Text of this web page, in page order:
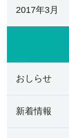
2017年3月
おしらせ
新着情報